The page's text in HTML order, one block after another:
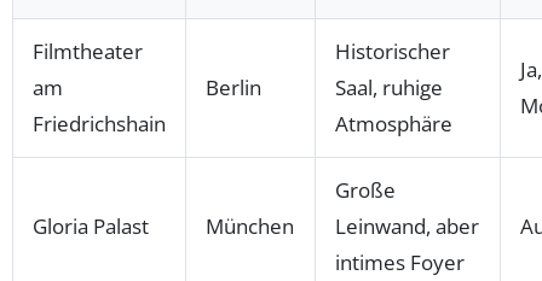
Filmtheater
am
Friedrichshain
Berlin
Historischer
Saal, ruhige
Atmosphäre
Gloria Palast München
Große
Leinwand, aber
intimes Foyer